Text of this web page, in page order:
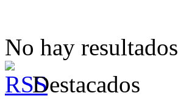
No hay resultados
Destacados